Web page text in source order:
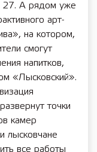
А рядом уже
арт-
на котором,
смогут
напитков,
«Лысковский».
точки
камер
лысковчане
все работы